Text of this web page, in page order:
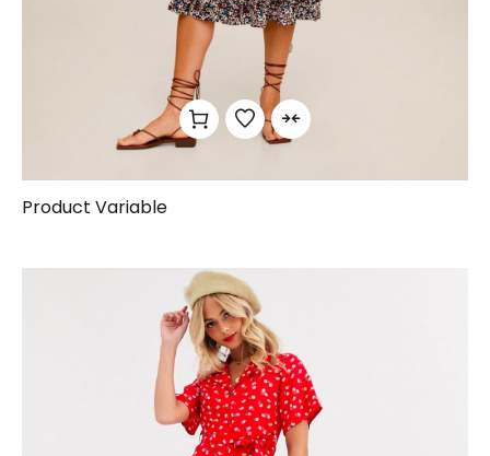
Product Variable